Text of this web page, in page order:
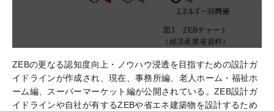
図1 ZEBチャート
（経済産業省資料）
ZEBの更なる認知度向上・ノウハウ浸透を目指すための設計ガ
イドラインが作成され、現在、事務所編、老人ホーム・福祉ホ
ーム編、スーパーマーケット編が公開されている。ZEB設計ガ
イドラインや自社が有するZEBや省エネ建築物を設計するため